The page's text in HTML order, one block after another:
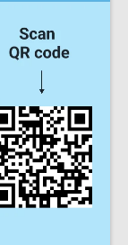
Ons To
Sø